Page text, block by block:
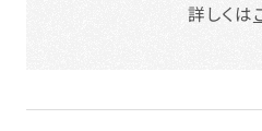
詳しくは